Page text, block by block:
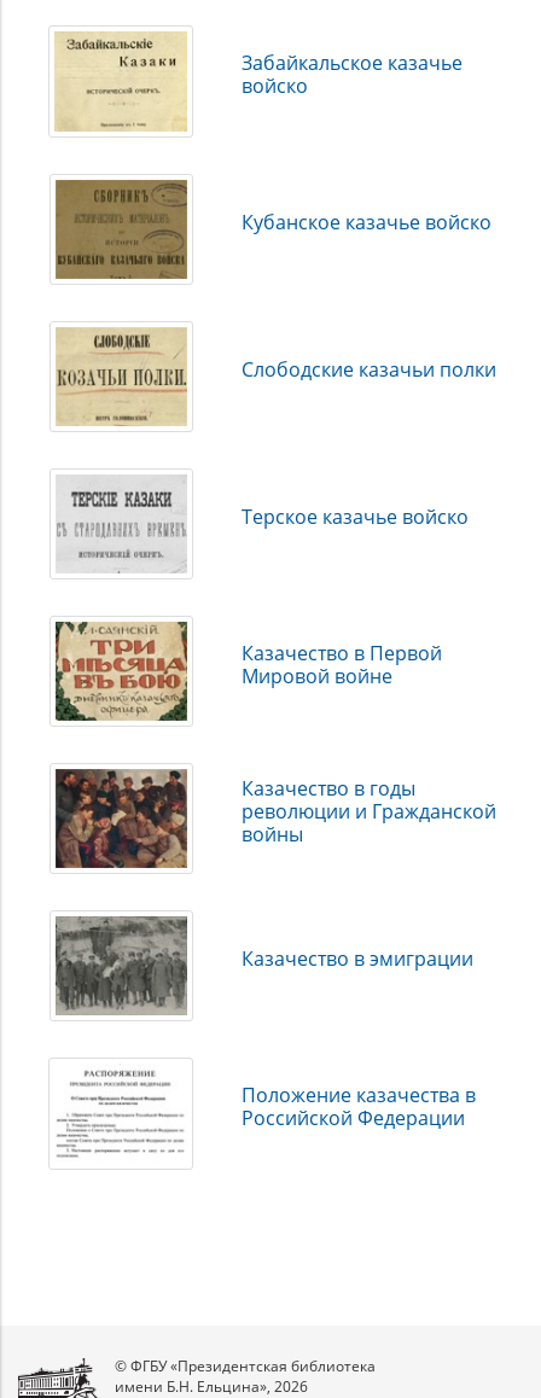
области), музеями и научными обществами (Военно-
исторический Музей артиллерии, инженерных войск и
войск связи Министерства обороны РФ, Русское
географическое общество).
Забайкальское казачье
войско
Кубанское казачье войско
Слободские казачьи полки
Терское казачье войско
Казачество в Первой
Мировой войне
Казачество в годы
революции и Гражданской
войны
Казачество в эмиграции
Положение казачества в
Российской Федерации
© ФГБУ «Президентская библиотека
имени Б.Н. Ельцина», 2026